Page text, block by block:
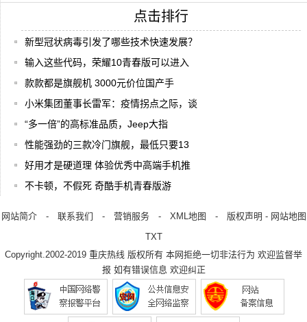
点击排行
新型冠状病毒引发了哪些技术快速发展？
输入这些代码，荣耀10青春版可以进入
款款都是旗舰机 3000元价位国产手
小米集团董事长雷军：疫情拐点之际，谈
“多一倍”的高标准品质，Jeep大指
性能强劲的三款冷门旗舰，最低只要13
好用才是硬道理 体验优秀中高端手机推
不卡顿，不假死 奇酷手机青春版游
网站简介- 联系我们 - 营销服务- XML地图 - 版权声明 - 网站地图
TXT
Copyright.2002-2019 重庆热线 版权所有 本网拒绝一切非法行为 欢迎监督举
报 如有错误信息 欢迎纠正